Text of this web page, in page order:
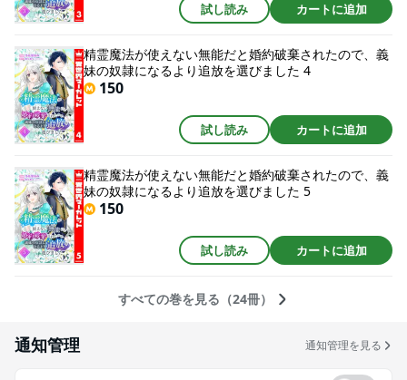
試し読み カートに追加
精霊魔法が使えない無能だと婚約破棄されたので、義
妹の奴隷になるより追放を選びました 4
150
試し読み カートに追加
精霊魔法が使えない無能だと婚約破棄されたので、義
妹の奴隷になるより追放を選びました 5
150
試し読み カートに追加
すべての巻を見る（24冊）
通知管理 通知管理を見る